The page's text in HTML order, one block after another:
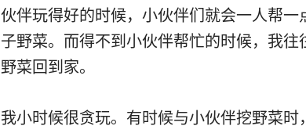
伙伴玩得好的时候，小伙伴们就会一人帮一
子野菜。而得不到小伙伴帮忙的时候，我往
野菜回到家。
我小时候很贪玩。有时候与小伙伴挖野菜时